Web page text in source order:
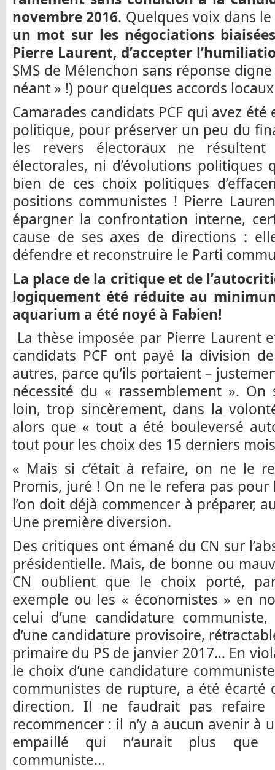
novembre 2016. Quelques voix dans
un mot sur les négociations
Pierre Laurent, d’accepter
SMS de Mélenchon sans réponse
néant » !) pour quelques accords
Camarades candidats PCF qui avez été
politique, pour préserver un peu du
les revers électoraux ne
électorales, ni d’évolutions politiques
bien de ces choix politiques
positions communistes ! Pierre
épargner la confrontation interne,
cause de ses axes de directions :
défendre et reconstruire le Parti
La place de la critique et de
logiquement été réduite au
aquarium a été noyé à Fabien!
La thèse imposée par Pierre Laurent
candidats PCF ont payé la division
autres, parce qu’ils portaient –
nécessité du « rassemblement ».
loin, trop sincèrement, dans la
alors que « tout a été bouleversé
tout pour les choix des 15 derniers
« Mais si c’était à refaire, on ne le
Promis, juré ! On ne le refera pas
l’on doit déjà commencer à préparer,
Une première diversion.
Des critiques ont émané du CN sur
présidentielle. Mais, de bonne ou
CN oublient que le choix porté,
exemple ou les « économistes » en
celui d’une candidature
d’une candidature provisoire,
primaire du PS de janvier 2017… En
le choix d’une candidature
communistes de rupture, a été
direction. Il ne faudrait pas refaire
recommencer : il n’y a aucun avenir à
empaillé qui n’aurait plus que
communiste…